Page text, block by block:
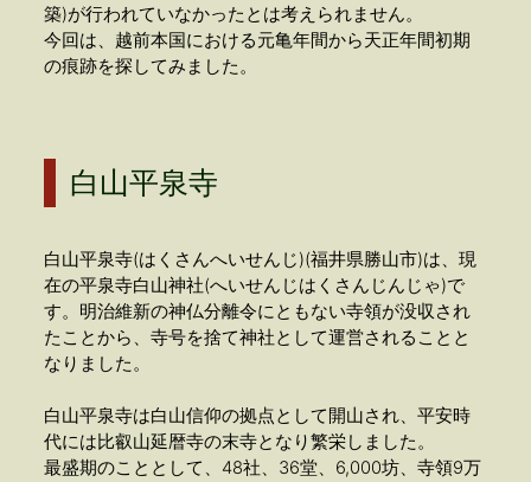
築)が行われていなかったとは考えられません。
今回は、越前本国における元亀年間から天正年間初期
の痕跡を探してみました。
白山平泉寺
白山平泉寺(はくさんへいせんじ)(福井県勝山市)は、現
在の平泉寺白山神社(へいせんじはくさんじんじゃ)で
す。明治維新の神仏分離令にともない寺領が没収され
たことから、寺号を捨て神社として運営されることと
なりました。
白山平泉寺は白山信仰の拠点として開山され、平安時
代には比叡山延暦寺の末寺となり繁栄しました。
最盛期のこととして、48社、36堂、6,000坊、寺領9万